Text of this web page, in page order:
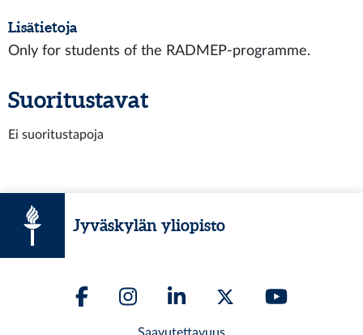
Lisätietoja
Only for students of the RADMEP-programme.
Suoritustavat
Ei suoritustapoja
Jyväskylän yliopisto